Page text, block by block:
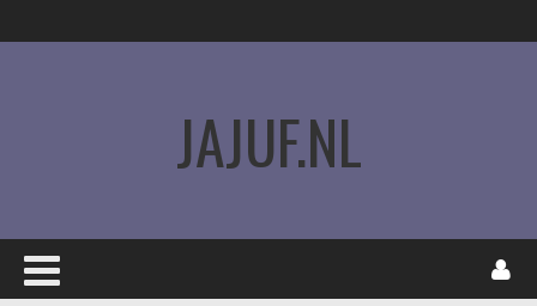
JAJUF.NL